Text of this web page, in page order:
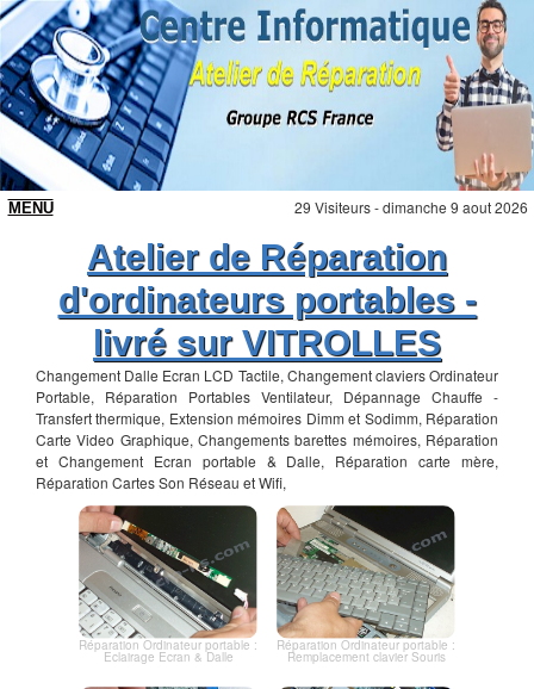
29 Visiteurs - dimanche 9 aout 2026
Atelier de Réparation
d'ordinateurs portables -
livré sur VITROLLES
Changement Dalle Ecran LCD Tactile, Changement claviers Ordinateur
Portable, Réparation Portables Ventilateur, Dépannage Chauffe -
Transfert thermique, Extension mémoires Dimm et Sodimm, Réparation
Carte Video Graphique, Changements barettes mémoires, Réparation
et Changement Ecran portable & Dalle, Réparation carte mère,
Réparation Cartes Son Réseau et Wifi,
Réparation Ordinateur portable :
Eclairage Ecran & Dalle
Réparation Ordinateur portable :
Remplacement clavier Souris